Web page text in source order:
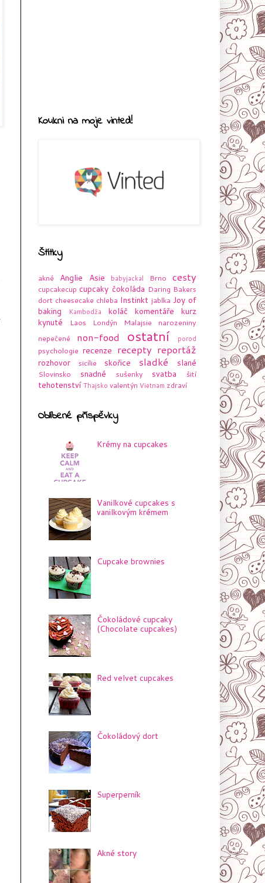
Koukni na moje vinted!
Štítky
akné Anglie Asie babyjackal Brno cesty
cupcakecup cupcaky čokoláda Daring Bakers
dort cheesecake chleba Instinkt jablka Joy of
baking
Kambodža koláč komentáře
kurz
kynuté
Laos Londýn Malajsie
narozeniny
nepečené
non-food ostatní porod
psychologie recenze recepty reportáž
rozhovor sicílie skořice sladké slané
Slovinsko snadné sušenky svatba šití
tehotenství Thajsko valentýn Vietnam zdraví
Oblíbené příspěvky
Krémy na cupcakes
Vanilkové cupcakes s
vanilkovým krémem
Cupcake brownies
Čokoládové cupcaky
(Chocolate cupcakes)
Red velvet cupcakes
Čokoládový dort
Superperník
Akné story